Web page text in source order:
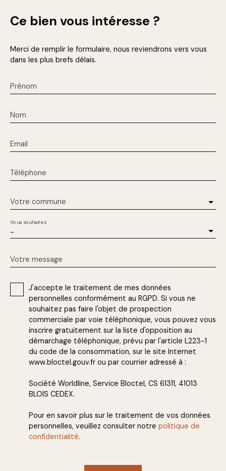
Ce bien vous intéresse ?
Merci de remplir le formulaire, nous reviendrons vers vous
dans les plus brefs délais.
Prénom
Nom
Email
Téléphone
Votre commune
-
Vous souhaitez
Votre message
J'accepte le traitement de mes données
personnelles conformément au RGPD. Si vous ne
souhaitez pas faire l'objet de prospection
commerciale par voie téléphonique, vous pouvez vous
inscrire gratuitement sur la liste d'opposition au
démarchage téléphonique, prévu par l'article L223-1
du code de la consommation, sur le site Internet
www.bloctel.gouv.fr ou par courrier adressé à :
Société Worldline, Service Bloctel, CS 61311, 41013
BLOIS CEDEX.
Pour en savoir plus sur le traitement de vos données
personnelles, veuillez consulter notre politique de
confidentialité.